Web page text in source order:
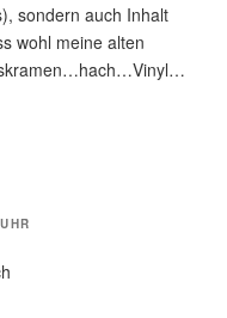
sondern auch Inhalt
wohl meine alten